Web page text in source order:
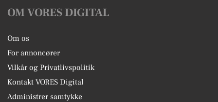
OM VORES DIGITAL
Om os
For annoncører
Vilkår og Privatlivspolitik
Kontakt VORES Digital
Administrer samtykke